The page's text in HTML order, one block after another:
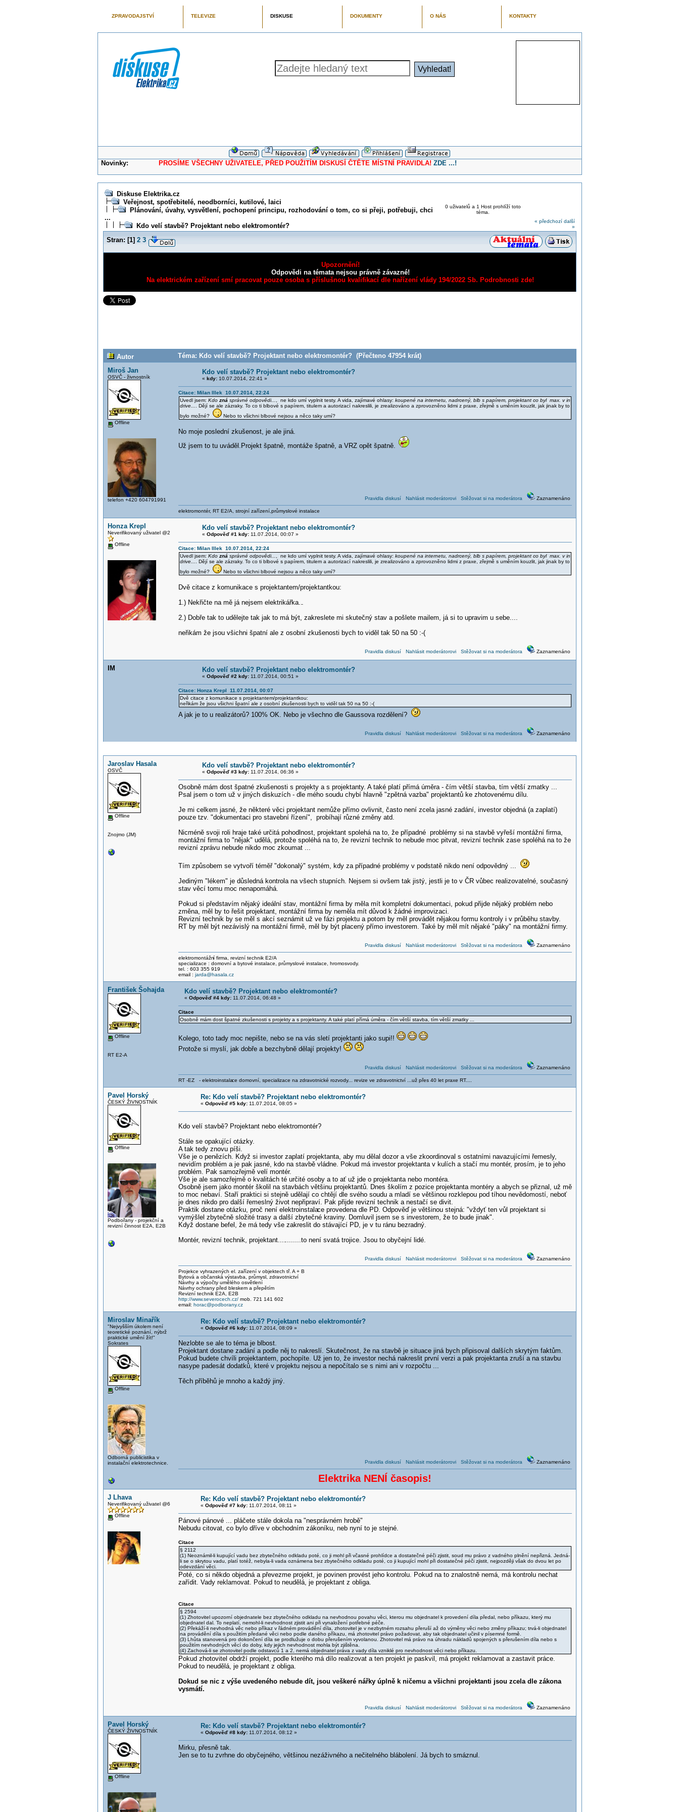
ZPRAVODAJSTVÍ TELEVIZE DISKUSE DOKUMENTY O NÁS KONTAKTY
Novinky: PROSÍME VŠECHNY UŽIVATELE, PŘED POUŽITÍM DISKUSÍ ČTĚTE MÍSTNÍ PRAVIDLA! ZDE ...!
Diskuse Elektrika.cz
Veřejnost, spotřebitelé, neodborníci, kutilové, laici
Plánování, úvahy, vysvětlení, pochopení principu, rozhodování o tom, co si přeji, potřebuji, chci
...
Kdo velí stavbě? Projektant nebo elektromontér?
0 uživatelů a 1 Host prohlíží toto
téma.
« předchozí další
»
Stran: [1] 2 3
Upozornění!
Odpovědi na témata nejsou právně závazné!
Na elektrickém zařízení smí pracovat pouze osoba s příslušnou kvalifikací dle nařízení vlády 194/2022 Sb. Podrobnosti zde!
Autor
Téma: Kdo velí stavbě? Projektant nebo elektromontér? (Přečteno 47954 krát)
Miroš Jan
OSVČ - živnostník
Offline
telefon +420 604791991
Kdo velí stavbě? Projektant nebo elektromontér?
« kdy:10.07.2014, 22:41 »
Citace: Milan Illek 10.07.2014, 22:24
Uvedl jsem: Kdo zná správné odpovědi... , ne kdo umí vyplnit testy. A vida, zajímavé ohlasy: koupené na internetu, nadrcený, blb s papírem, projektant co byl max. v in
drive...
. Dějí se ale zázraky. To co ti blbové s papírem, titulem a autorizací nakreslili, je zrealizováno a zprovozněno lidmi z praxe, zřejmě s uměním kouzlit, jak jinak by to
bylo možné?
Nebo to všichni blbové nejsou a něco taky umí?
No moje poslední zkušenost, je ale jiná.
Už jsem to tu uváděl.Projekt špatně, montáže špatně, a VRZ opět špatně.
Pravidla diskusí Nahlásit moderátorovi Stěžovat si na moderátora Zaznamenáno
elektromontér, RT E2/A, strojní zařízení,průmyslové instalace
Honza Krepl
Neverifikovaný uživatel @2
Offline
Kdo velí stavbě? Projektant nebo elektromontér?
« Odpověď #1 kdy:11.07.2014, 00:07 »
Citace: Milan Illek 10.07.2014, 22:24
Uvedl jsem: Kdo zná správné odpovědi... , ne kdo umí vyplnit testy. A vida, zajímavé ohlasy: koupené na internetu, nadrcený, blb s papírem, projektant co byl max. v in
drive...
. Dějí se ale zázraky. To co ti blbové s papírem, titulem a autorizací nakreslili, je zrealizováno a zprovozněno lidmi z praxe, zřejmě s uměním kouzlit, jak jinak by to
bylo možné?
Nebo to všichni blbové nejsou a něco taky umí?
Dvě citace z komunikace s projektantem/projektantkou:
1.) Nekřičte na mě já nejsem elektrikářka...
2.) Dobře tak to udělejte tak jak to má být, zakreslete mi skutečný stav a pošlete mailem, já si to upravim u sebe....
neřikám že jsou všichni špatní ale z osobní zkušenosti bych to viděl tak 50 na 50 :-(
Pravidla diskusí Nahlásit moderátorovi Stěžovat si na moderátora Zaznamenáno
IM Kdo velí stavbě? Projektant nebo elektromontér?
« Odpověď #2 kdy:11.07.2014, 00:51 »
Citace: Honza Krepl 11.07.2014, 00:07
Dvě citace z komunikace s projektantem/projektantkou:
neřikám že jsou všichni špatní ale z osobní zkušenosti bych to viděl tak 50 na 50 :-(
A jak je to u realizátorů? 100% OK. Nebo je všechno dle Gaussova rozdělení?
Pravidla diskusí Nahlásit moderátorovi Stěžovat si na moderátora Zaznamenáno
Jaroslav Hasala
OSVČ
Offline
Znojmo (JM)
Kdo velí stavbě? Projektant nebo elektromontér?
« Odpověď #3 kdy:11.07.2014, 06:36 »
Osobně mám dost špatné zkušenosti s projekty a s projektanty. A také platí přímá úměra - čím větší stavba, tím větší zmatky ...
Psal jsem o tom už v jiných diskuzích - dle mého soudu chybí hlavně "zpětná vazba" projektantů ke zhotovenému dílu.
Je mi celkem jasné, že některé věci projektant nemůže přímo ovlivnit, často není zcela jasné zadání, investor objedná (a zaplatí)
pouze tzv. "dokumentaci pro stavební řízení", probíhají různé změny atd.
Nicméně svoji roli hraje také určitá pohodlnost, projektant spolehá na to, že případné problémy si na stavbě vyřeší montážní firma,
montážní firma to "nějak" udělá, protože spoléhá na to, že revizní technik to nebude moc pitvat, revizní technik zase spoléhá na to že
revizní zprávu nebude nikdo moc zkoumat ...
Tím způsobem se vytvoří téměř "dokonalý" systém, kdy za případné problémy v podstatě nikdo není odpovědný ...
Jediným "lékem" je důsledná kontrola na všech stupních. Nejsem si ovšem tak jistý, jestli je to v ČR vůbec realizovatelné, současný
stav věcí tomu moc nenapomáhá.
Pokud si představím nějaký ideální stav, montážní firma by měla mít kompletní dokumentaci, pokud přijde nějaký problém nebo
změna, měl by to řešit projektant, montážní firma by neměla mít důvod k žádné improvizaci.
Revizní technik by se měl s akcí seznámit už ve fázi projektu a potom by měl provádět nějakou formu kontroly i v průběhu stavby.
RT by měl být nezávislý na montážní firmě, měl by být placený přímo investorem. Také by měl mít nějaké "páky" na montážní firmy.
Pravidla diskusí Nahlásit moderátorovi Stěžovat si na moderátora Zaznamenáno
elektromontážní firma, revizní technik E2/A
specializace : domovní a bytové instalace, průmyslové instalace, hromosvody.
tel. : 603 355 919
email : jarda@hasala.cz
František Šohajda
Offline
RT E2-A
Kdo velí stavbě? Projektant nebo elektromontér?
« Odpověď #4 kdy:11.07.2014, 06:48 »
Citace
Osobně mám dost špatné zkušenosti s projekty a s projektanty. A také platí přímá úměra - čím větší stavba, tím větší zmatky ...
Kolego, toto tady moc nepište, nebo se na vás sletí projektanti jako supi!!
Protože si myslí, jak dobře a bezchybně dělají projekty!
Pravidla diskusí Nahlásit moderátorovi Stěžovat si na moderátora Zaznamenáno
RT -EZ - elektroinstalace domovní, specializace na zdravotnické rozvody... revize ve zdravotnictví ...už přes 40 let praxe RT....
Pavel Horský
ČESKÝ ŽIVNOSTNÍK
Offline
Podbořany - projekční a
revizní činnost E2A, E2B
Re: Kdo velí stavbě? Projektant nebo elektromontér?
« Odpověď #5 kdy:11.07.2014, 08:05 »
Kdo velí stavbě? Projektant nebo elektromontér?
Stále se opakující otázky.
A tak tedy znovu píši.
Vše je o penězích. Když si investor zaplatí projektanta, aby mu dělal dozor a vše zkoordinoval s ostatními navazujícími řemesly,
nevidím problém a je pak jasné, kdo na stavbě vládne. Pokud má investor projektanta v kulích a stačí mu montér, prosím, je to jeho
problém. Pak samozřejmě velí montér.
Vše je ale samozřejmě o kvalitách té určité osoby a to ať už jde o projektanta nebo montéra.
Osobně jsem jako montér školil na stavbách většinu projektantů. Dnes školím z pozice projektanta montéry a abych se přiznal, už mě
to moc nebaví. Staří praktici si stejně udělají co chtějí dle svého soudu a mladí se většinou rozklepou pod tíhou nevědomostí, neboť
je dnes nikdo pro další řemeslný život nepřipraví. Pak přijde revizní technik a nestačí se divit.
Praktik dostane otázku, proč není elektroinstalace provedena dle PD. Odpověď je většinou stejná: "vždyť ten vůl projektant si
vymýšlel zbytečně složité trasy a další zbytečné kraviny. Domluvil jsem se s investorem, že to bude jinak".
Když dostane befel, že má tedy vše zakreslit do stávající PD, je v tu ránu bezradný.
Montér, revizní technik, projektant............to není svatá trojice. Jsou to obyčejní lidé.
Pravidla diskusí Nahlásit moderátorovi Stěžovat si na moderátora Zaznamenáno
Projekce vyhrazených el. zařízení v objektech tř. A + B
Bytová a občanská výstavba, průmysl, zdravotnictví
Návrhy a výpočty umělého osvětlení
Návrhy ochrany před bleskem a přepětím
Revizní technik E2A, E2B
http://www.severocech.cz/mob. 721 141 602
email: horac@podborany.cz
Miroslav Minařík
"Nejvyšším úkolem není
teoretické poznání, nýbrž
praktické umění žít!"
Sokrates
Offline
Odborná publicistika v
instalační elektrotechnice.
Re: Kdo velí stavbě? Projektant nebo elektromontér?
« Odpověď #6 kdy:11.07.2014, 08:09 »
Nezlobte se ale to téma je blbost.
Projektant dostane zadání a podle něj to nakreslí. Skutečnost, že na stavbě je situace jiná bych připisoval dalších skrytým faktům.
Pokud budete chvíli projektantem, pochopíte. Už jen to, že investor nechá nakreslit první verzi a pak projektanta zruší a na stavbu
nasype padesát dodatků, které v projektu nejsou a nepočítalo se s nimi ani v rozpočtu ...
Těch příběhů je mnoho a každý jiný.
Pravidla diskusí Nahlásit moderátorovi Stěžovat si na moderátora Zaznamenáno
Elektrika NENÍ časopis!
J Lhava
Neverifikovaný uživatel @6
Offline
Re: Kdo velí stavbě? Projektant nebo elektromontér?
« Odpověď #7 kdy:11.07.2014, 08:11 »
Pánové pánové ... pláčete stále dokola na "nesprávném hrobě"
Nebudu citovat, co bylo dříve v obchodním zákoníku, neb nyní to je stejné.
Citace
§ 2112
(1) Neoznámil-li kupující vadu bez zbytečného odkladu poté, co ji mohl při včasné prohlídce a dostatečné péči zjistit, soud mu právo z vadného plnění nepřizná. Jedná-
li se o skrytou vadu, platí totéž, nebyla-li vada oznámena bez zbytečného odkladu poté, co ji kupující mohl při dostatečné péči zjistit, nejpozději však do dvou let po
odevzdání věci.
Poté, co si někdo objedná a převezme projekt, je povinen provést jeho kontrolu. Pokud na to znalostně nemá, má kontrolu nechat
zařídit. Vady reklamovat. Pokud to neudělá, je projektant z obliga.
Citace
§ 2594
(1) Zhotovitel upozorní objednatele bez zbytečného odkladu na nevhodnou povahu věci, kterou mu objednatel k provedení díla předal, nebo příkazu, který mu
objednatel dal. To neplatí, nemohl-li nevhodnost zjistit ani při vynaložení potřebné péče.
(2) Překáží-li nevhodná věc nebo příkaz v řádném provádění díla, zhotovitel je v nezbytném rozsahu přeruší až do výměny věci nebo změny příkazu; trvá-li objednatel
na provádění díla s použitím předané věci nebo podle daného příkazu, má zhotovitel právo požadovat, aby tak objednatel učinil v písemné formě.
(3) Lhůta stanovená pro dokončení díla se prodlužuje o dobu přerušením vyvolanou. Zhotovitel má právo na úhradu nákladů spojených s přerušením díla nebo s
použitím nevhodných věcí do doby, kdy jejich nevhodnost mohla být zjištěna.
(4) Zachová-li se zhotovitel podle odstavců 1 a 2, nemá objednatel práva z vady díla vzniklé pro nevhodnost věci nebo příkazu.
Pokud zhotovitel obdrží projekt, podle kterého má dílo realizovat a ten projekt je paskvil, má projekt reklamovat a zastavit práce.
Pokud to neudělá, je projektant z obliga.
Dokud se nic z výše uvedeného nebude dít, jsou veškeré nářky úplně k ničemu a všichni projektanti jsou zcela dle zákona
vysmátí.
Pravidla diskusí Nahlásit moderátorovi Stěžovat si na moderátora Zaznamenáno
Pavel Horský
ČESKÝ ŽIVNOSTNÍK
Offline
Re: Kdo velí stavbě? Projektant nebo elektromontér?
« Odpověď #8 kdy:11.07.2014, 08:12 »
Mirku, přesně tak.
Jen se to tu zvrhne do obyčejného, většinou nezáživného a nečitelného blábolení. Já bych to smáznul.